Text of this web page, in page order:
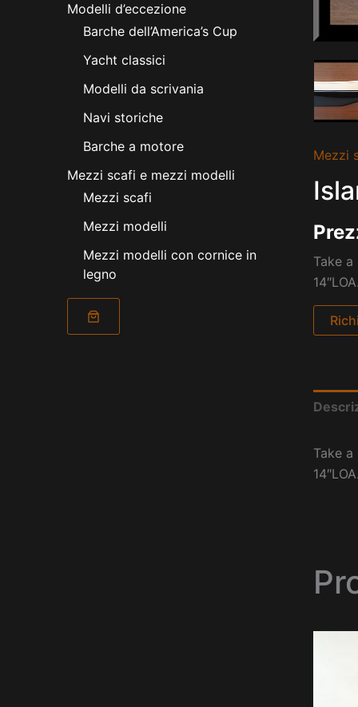
Modelli d’eccezione
Barche dell’America’s Cup
Yacht classici
Modelli da scrivania
Navi storiche
Barche a motore
Mezzi scafi e mezzi modelli
Mezzi scafi
Mezzi modelli
Mezzi modelli con cornice in
legno
Mezzi
Take
Take